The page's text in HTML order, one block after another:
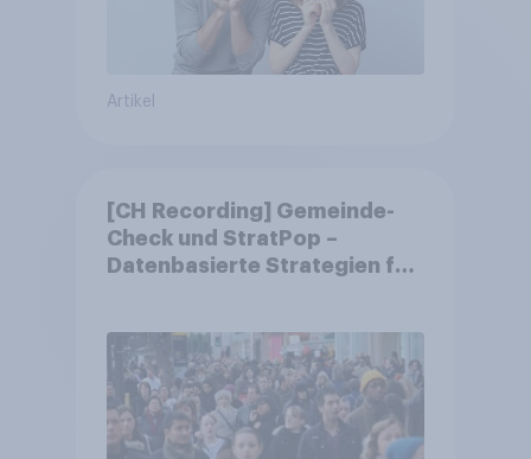
Artikel
[CH Recording] Gemeinde-
Check und StratPop –
Datenbasierte Strategien für